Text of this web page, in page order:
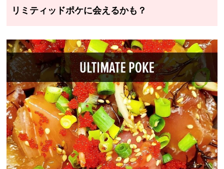
リミティッドポケに会えるかも？